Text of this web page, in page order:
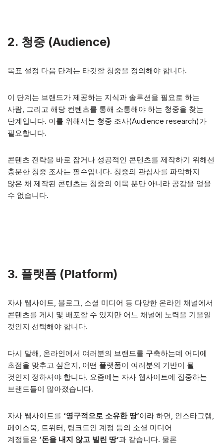
2. 청중 (Audience)
목표 설정 다음 단계는 타깃할 청중을 정의해야 합니다.
이 단계는 브랜드가 제공하는 지식과 솔루션을 필요로 하는
사람, 그리고 해당 컨텐츠를 통해 소통해야 하는 청중을 찾는
단계입니다. 이를 위해서는 청중 조사(Audience research)가
필요합니다.
콘텐츠 전략을 바로 잡거나 성공적인 콘텐츠를 제작하기 위해선
충분한 청중 조사는 필수입니다. 청중의 관심사를 파악하지
않은 채 제작된 콘텐츠는 청중의 이목 뿐만 아니라 공감을 얻을
수 없습니다.
3. 플랫폼 (Platform)
자사 웹사이트, 블로그, 소셜 미디어 등 다양한 온라인 채널에서
콘텐츠를 게시 및 배포할 수 있지만 어느 채널에 노력을 기울일
것인지 선택해야 합니다.
다시 말해, 온라인에서 여러분의 브랜드를 구축하는데 어디에
초점을 맞추고 싶은지, 어떤 플랫폼이 여러분의 기반이 될
것인지 정하셔야 합니다. 요즘에는 자사 웹사이트에 집중하는
브랜드들이 많아졌습니다.
자사 웹사이트를 ‘영구적으로 소유한 땅’이라 하면, 인스타그램,
페이스북, 트위터, 링크드인 계정 등의 소셜 미디어
계정들은 ‘돈을 내지 않고 빌린 땅’과 같습니다. 물론